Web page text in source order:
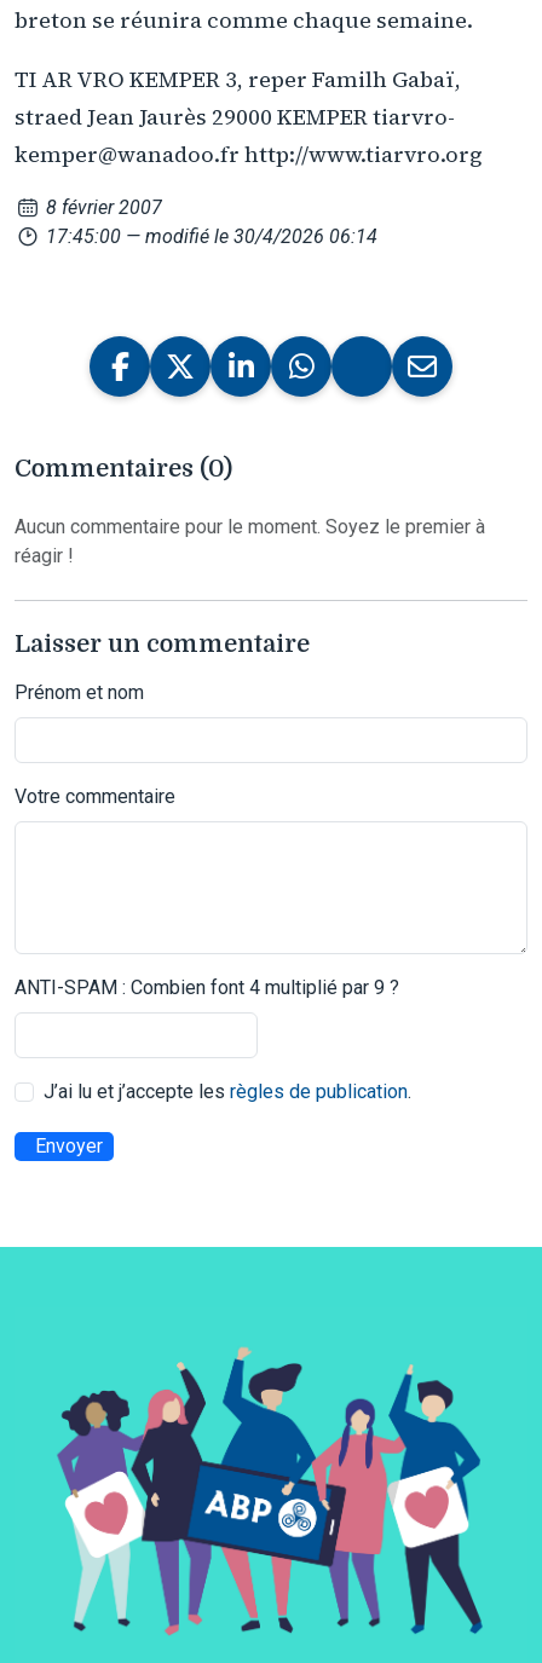
breton se réunira comme chaque semaine.
TI AR VRO KEMPER 3, reper Familh Gabaï,
straed Jean Jaurès 29000 KEMPER tiarvro-
kemper@wanadoo.fr http://www.tiarvro.org
8 février 2007
17:45:00 — modifié le 30/4/2026 06:14
Commentaires (0)
Aucun commentaire pour le moment. Soyez le premier à
réagir !
Laisser un commentaire
Prénom et nom
Votre commentaire
ANTI-SPAM : Combien font 4 multiplié par 9 ?
J’ai lu et j’accepte les règles de publication.
Envoyer